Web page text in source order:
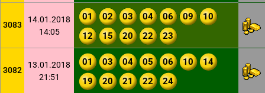
3083
14.01.2018
14:05
01 02 03 04 06 09
10
12
15 20 22 23
3082
13.01.2018
21:51
01 03 04 05 06 10
14
19
20 21 22 24